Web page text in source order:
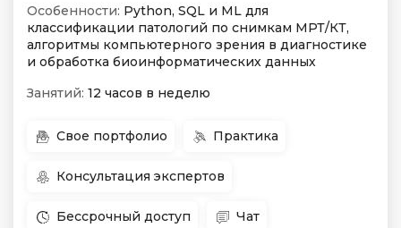
Особенности: Python, SQL и ML для
классификации патологий по снимкам МРТ/КТ,
алгоритмы компьютерного зрения в диагностике
и обработка биоинформатических данных
Занятий: 12 часов в неделю
Свое портфолио Практика
Консультация экспертов
Бессрочный доступ Чат